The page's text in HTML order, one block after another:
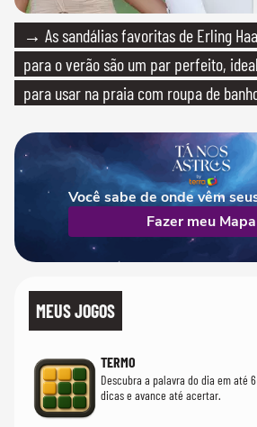
→ As sandálias favoritas de Erling
para o verão são um par perfeito,
para usar na praia com roupa de
Você sabe de onde vêm
Fazer meu Mapa
MEUS JOGOS
TERMO
Descubra a palavra do dia em até
dicas e avance até acertar.